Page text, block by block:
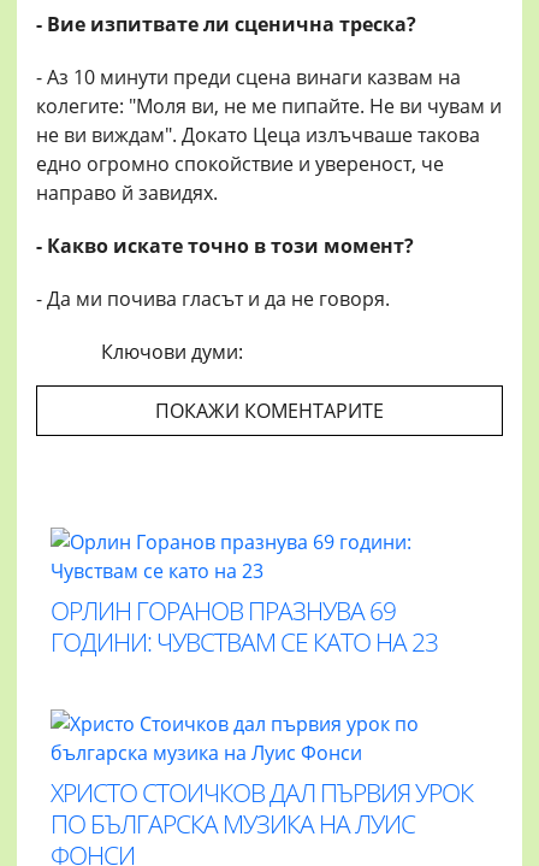
- Вие изпитвате ли сценична треска?
- Аз 10 минути преди сцена винаги казвам на
колегите: "Моля ви, не ме пипайте. Не ви чувам и
не ви виждам". Докато Цеца излъчваше такова
едно огромно спокойствие и увереност, че
направо й завидях.
- Какво искате точно в този момент?
- Да ми почива гласът и да не говоря.
Ключови думи:
ПОКАЖИ КОМЕНТАРИТЕ
ОРЛИН ГОРАНОВ ПРАЗНУВА 69
ГОДИНИ: ЧУВСТВАМ СЕ КАТО НА 23
ХРИСТО СТОИЧКОВ ДАЛ ПЪРВИЯ УРОК
ПО БЪЛГАРСКА МУЗИКА НА ЛУИС
ФОНСИ